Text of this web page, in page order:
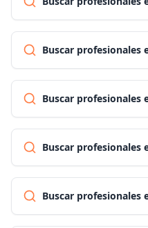
Buscar profesionales
Buscar profesionales
Buscar profesionales
Buscar profesionales